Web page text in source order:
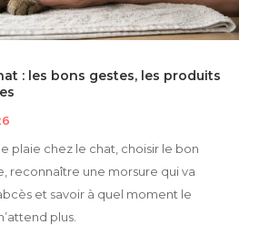
: les bons gestes, les produits
plaie chez le chat, choisir le bon
reconnaître une morsure qui va
et savoir à quel moment le
plus.